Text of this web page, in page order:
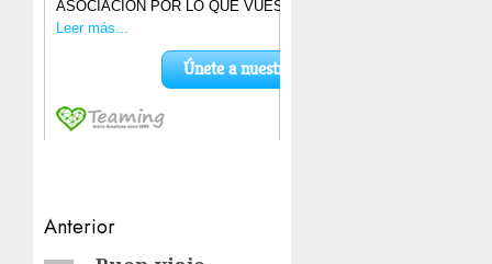
Navegación
Anterior